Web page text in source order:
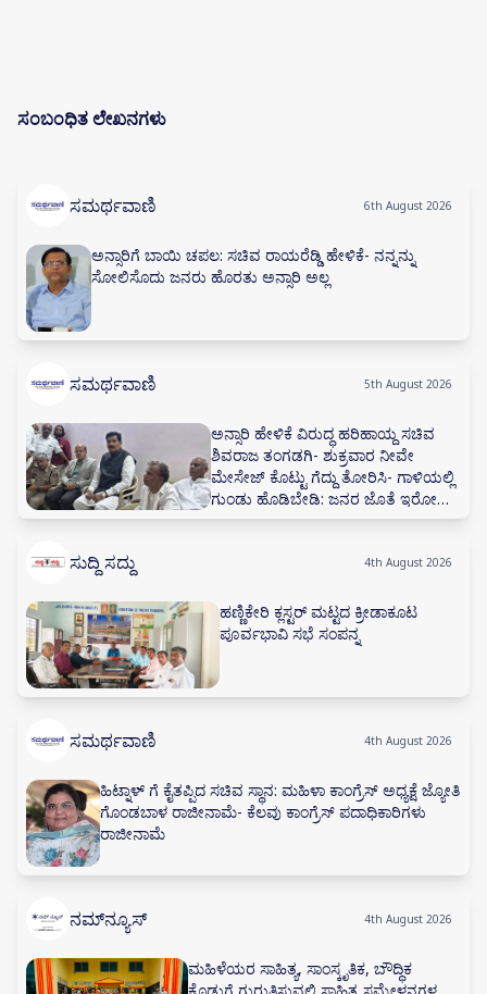
ಸಂಬಂಧಿತ ಲೇಖನಗಳು
ಸಮರ್ಥವಾಣಿ 6th August 2026
ಅನ್ಸಾರಿಗೆ ಬಾಯಿ ಚಪಲ: ಸಚಿವ ರಾಯರೆಡ್ಡಿ ಹೇಳಿಕೆ- ನನ್ನನ್ನು
ಸೋಲಿಸೊದು ಜನರು ಹೊರತು ಅನ್ಸಾರಿ ಅಲ್ಲ
ಸಮರ್ಥವಾಣಿ 5th August 2026
ಅನ್ಸಾರಿ ಹೇಳಿಕೆ ವಿರುದ್ಧ ಹರಿಹಾಯ್ದ ಸಚಿವ
ಶಿವರಾಜ ತಂಗಡಗಿ- ಶುಕ್ರವಾರ ನೀವೇ
ಮೇಸೇಜ್ ಕೊಟ್ಟು ಗೆದ್ದು ತೋರಿಸಿ- ಗಾಳಿಯಲ್ಲಿ
ಗುಂಡು ಹೊಡಿಬೇಡಿ: ಜನರ ಜೊತೆ ಇರೋದು
ಕಲಿಯಿರಿ
ಸುದ್ದಿ ಸದ್ದು 4th August 2026
ಹಣ್ಣಿಕೇರಿ ಕ್ಲಸ್ಟರ್ ಮಟ್ಟದ ಕ್ರೀಡಾಕೂಟ
ಪೂರ್ವಭಾವಿ ಸಭೆ ಸಂಪನ್ನ
ಸಮರ್ಥವಾಣಿ 4th August 2026
ಹಿಟ್ನಾಳ್ ಗೆ ಕೈತಪ್ಪಿದ ಸಚಿವ ಸ್ಥಾನ: ಮಹಿಳಾ ಕಾಂಗ್ರೆಸ್ ಅಧ್ಯಕ್ಷೆ ಜ್ಯೋತಿ
ಗೊಂಡಬಾಳ ರಾಜೀನಾಮೆ- ಕೆಲವು ಕಾಂಗ್ರೆಸ್ ಪದಾಧಿಕಾರಿಗಳು
ರಾಜೀನಾಮೆ
ನಮ್‌ನ್ಯೂಸ್ 4th August 2026
ಮಹಿಳೆಯರ ಸಾಹಿತ್ಯ, ಸಾಂಸ್ಕೃತಿಕ, ಬೌದ್ಧಿಕ